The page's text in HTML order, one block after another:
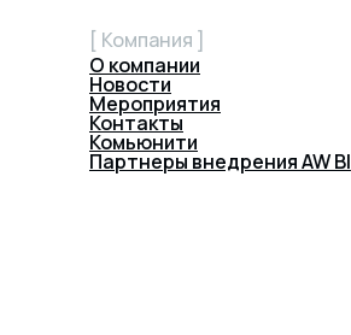
[ Компания ]
О компании
Новости
Мероприятия
Контакты
Комьюнити
Партнеры внедрения AW BI